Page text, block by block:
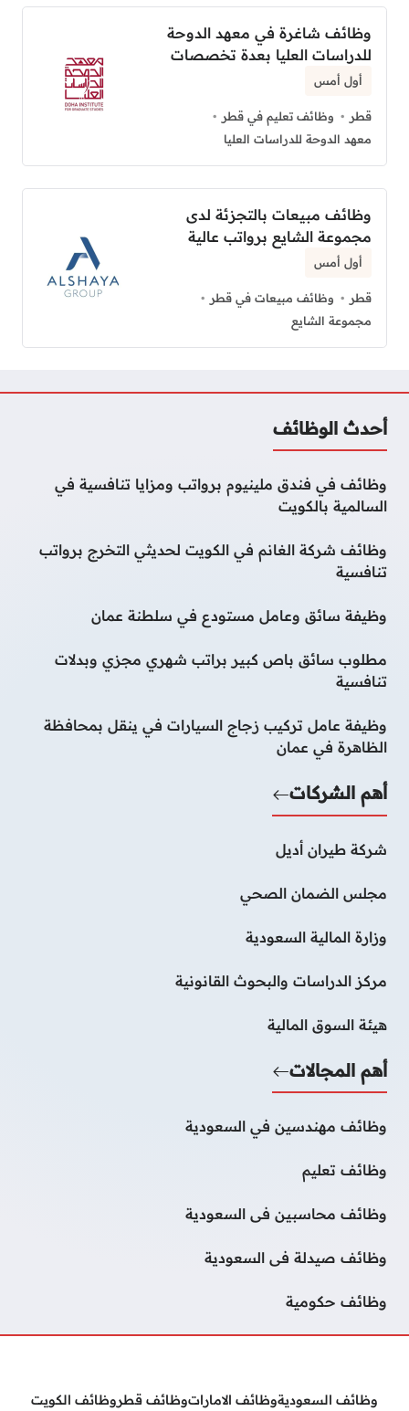
وظائف شاغرة في معهد الدوحة
للدراسات العليا بعدة تخصصات
أول أمس
قطر
وظائف تعليم في قطر
معهد الدوحة للدراسات العليا
وظائف مبيعات بالتجزئة لدى
مجموعة الشايع برواتب عالية
أول أمس
قطر
وظائف مبيعات في قطر
مجموعة الشايع
أحدث الوظائف
وظائف في فندق ملينيوم برواتب ومزايا تنافسية في
السالمية بالكويت
وظائف شركة الغانم في الكويت لحديثي التخرج برواتب
تنافسية
وظيفة سائق وعامل مستودع في سلطنة عمان
مطلوب سائق باص كبير براتب شهري مجزي وبدلات
تنافسية
وظيفة عامل تركيب زجاج السيارات في ينقل بمحافظة
الظاهرة في عمان
أهم الشركات
شركة طيران أديل
مجلس الضمان الصحي
وزارة المالية السعودية
مركز الدراسات والبحوث القانونية
هيئة السوق المالية
أهم المجالات
وظائف مهندسين في السعودية
وظائف تعليم
وظائف محاسبين فى السعودية
وظائف صيدلة فى السعودية
وظائف حكومية
وظائف السعوديةوظائف الاماراتوظائف قطروظائف الكويت